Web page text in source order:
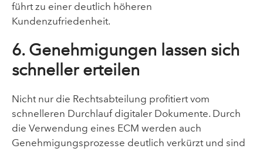
führt zu einer deutlich höheren
Kundenzufriedenheit.
6. Genehmigungen lassen sich
schneller erteilen
Nicht nur die Rechtsabteilung profitiert vom
schnelleren Durchlauf digitaler Dokumente. Durch
die Verwendung eines ECM werden auch
Genehmigungsprozesse deutlich verkürzt und sind